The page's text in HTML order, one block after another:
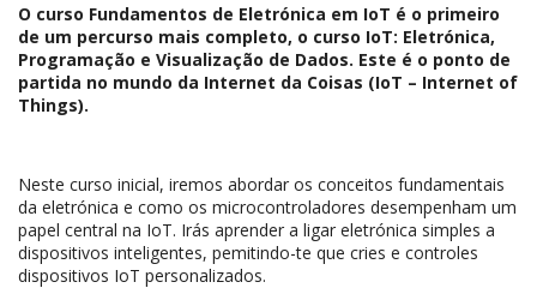
O curso Fundamentos de Eletrónica em IoT é o primeiro
de um percurso mais completo, o curso IoT: Eletrónica,
Programação e Visualização de Dados. Este é o ponto de
partida no mundo da Internet da Coisas (IoT – Internet of
Things).
Neste curso inicial, iremos abordar os conceitos fundamentais
da eletrónica e como os microcontroladores desempenham um
papel central na IoT. Irás aprender a ligar eletrónica simples a
dispositivos inteligentes, pemitindo-te que cries e controles
dispositivos IoT personalizados.